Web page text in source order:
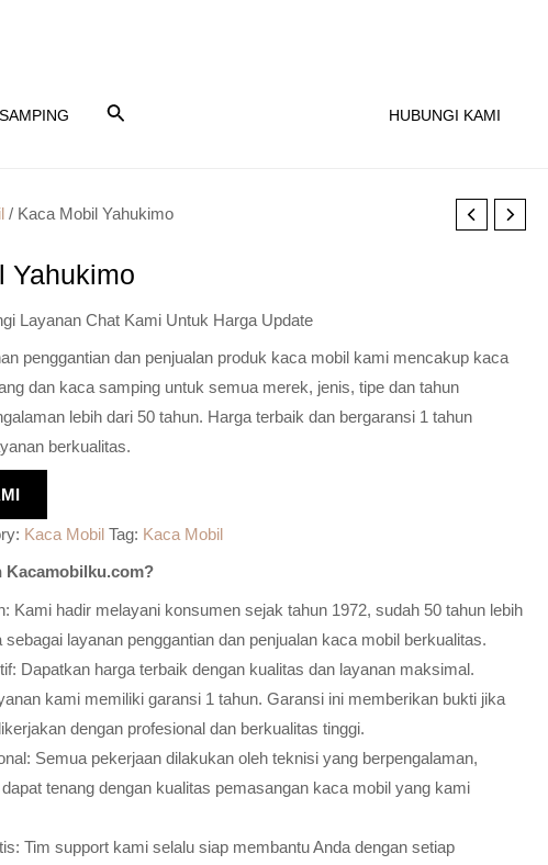
HUBUNGI KAMI
/ Kaca Mobil Yahukimo
Yahukimo
Layanan Chat Kami Untuk Harga Update
penggantian dan penjualan produk kaca mobil kami mencakup kaca
dan kaca samping untuk semua merek, jenis, tipe dan tahun
lebih dari 50 tahun. Harga terbaik dan bergaransi 1 tahun
berkualitas.
Kaca Mobil Tag: Kaca Mobil
Kacamobilku.com?
Kami hadir melayani konsumen sejak tahun 1972, sudah 50 tahun lebih
layanan penggantian dan penjualan kaca mobil berkualitas.
Dapatkan harga terbaik dengan kualitas dan layanan maksimal.
kami memiliki garansi 1 tahun. Garansi ini memberikan bukti jika
dengan profesional dan berkualitas tinggi.
Semua pekerjaan dilakukan oleh teknisi yang berpengalaman,
tenang dengan kualitas pemasangan kaca mobil yang kami
Tim support kami selalu siap membantu Anda dengan setiap